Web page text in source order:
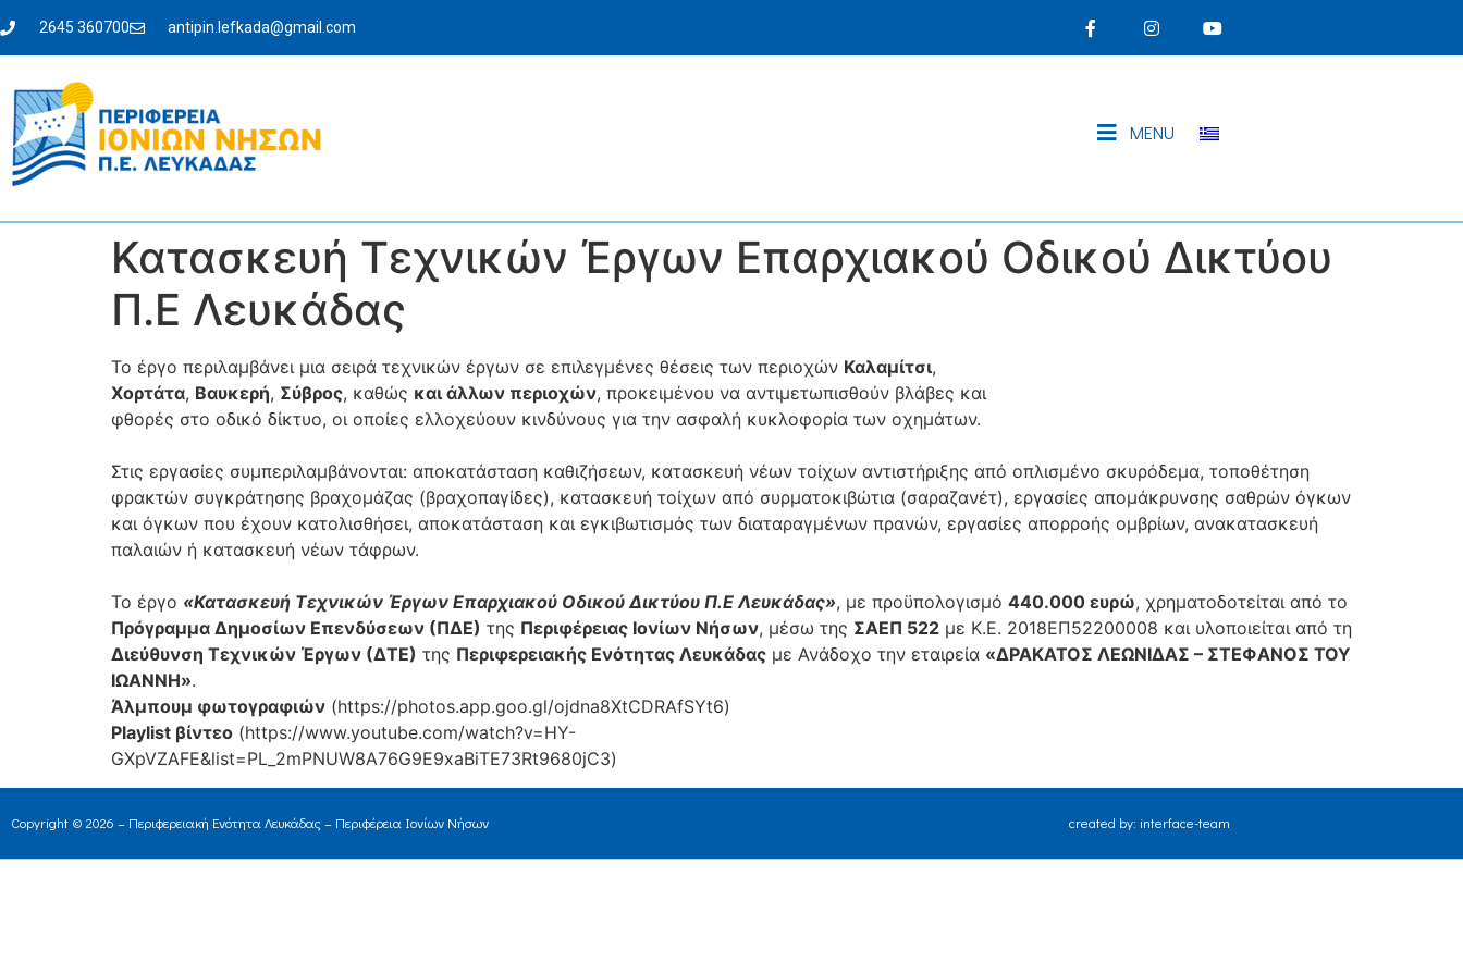
2645 360700 antipin.lefkada@gmail.com
MENU
Κατασκευή Τεχνικών Έργων Επαρχιακού Οδικού Δικτύου
Π.Ε Λευκάδας
Το έργο περιλαμβάνει μια σειρά τεχνικών έργων σε επιλεγμένες θέσεις των περιοχών Καλαμίτσι,
Χορτάτα, Βαυκερή, Σύβρος, καθώς και άλλων περιοχών, προκειμένου να αντιμετωπισθούν βλάβες και
φθορές στο οδικό δίκτυο, οι οποίες ελλοχεύουν κινδύνους για την ασφαλή κυκλοφορία των οχημάτων.
Στις εργασίες συμπεριλαμβάνονται: αποκατάσταση καθιζήσεων, κατασκευή νέων τοίχων αντιστήριξης από οπλισμένο σκυρόδεμα, τοποθέτηση
φρακτών συγκράτησης βραχομάζας (βραχοπαγίδες), κατασκευή τοίχων από συρματοκιβώτια (σαραζανέτ), εργασίες απομάκρυνσης σαθρών όγκων
και όγκων που έχουν κατολισθήσει, αποκατάσταση και εγκιβωτισμός των διαταραγμένων πρανών, εργασίες απορροής ομβρίων, ανακατασκευή
παλαιών ή κατασκευή νέων τάφρων.
Το έργο «Κατασκευή Τεχνικών Έργων Επαρχιακού Οδικού Δικτύου Π.Ε Λευκάδας», με προϋπολογισμό 440.000 ευρώ, χρηματοδοτείται από το
Πρόγραμμα Δημοσίων Επενδύσεων (ΠΔΕ) της Περιφέρειας Ιονίων Νήσων, μέσω της ΣΑΕΠ 522 με Κ.Ε. 2018ΕΠ52200008 και υλοποιείται από τη
Διεύθυνση Τεχνικών Έργων (ΔΤΕ) της Περιφερειακής Ενότητας Λευκάδας με Ανάδοχο την εταιρεία «ΔΡΑΚΑΤΟΣ ΛΕΩΝΙΔΑΣ – ΣΤΕΦΑΝΟΣ ΤΟΥ
ΙΩΑΝΝΗ».
Άλμπουμ φωτογραφιών (https://photos.app.goo.gl/ojdna8XtCDRAfSYt6)
Playlist βίντεο (https://www.youtube.com/watch?v=HY-
GXpVZAFE&list=PL_2mPNUW8A76G9E9xaBiTE73Rt9680jC3)
Copyright © 2026 – Περιφερειακή Ενότητα Λευκάδας – Περιφέρεια Ιονίων Νήσων created by: interface-team